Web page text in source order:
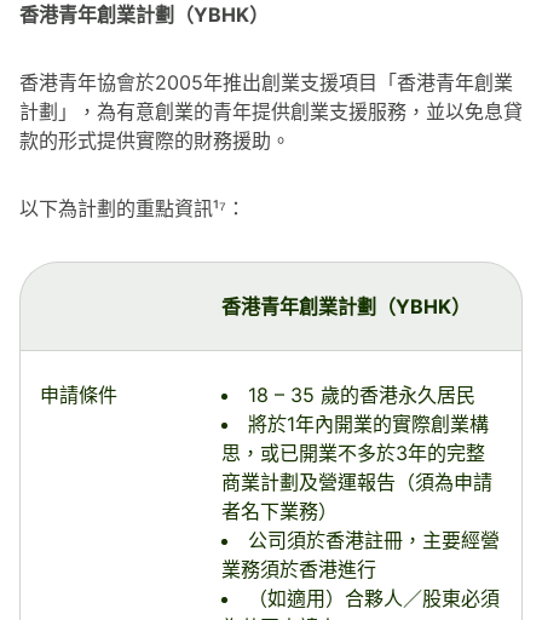
香港青年創業計劃（YBHK）
香港青年協會於2005年推出創業支援項目「香港青年創業
計劃」，為有意創業的青年提供創業支援服務，並以免息貸
款的形式提供實際的財務援助。
以下為計劃的重點資訊¹⁷：
香港青年創業計劃（YBHK）
申請條件
18 – 35 歲的香港永久居民
將於1年內開業的實際創業構
思，或已開業不多於3年的完整
商業計劃及營運報告（須為申請
者名下業務）
公司須於香港註冊，主要經營
業務須於香港進行
（如適用）合夥人／股東必須